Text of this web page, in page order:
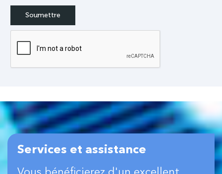
Services et assistance